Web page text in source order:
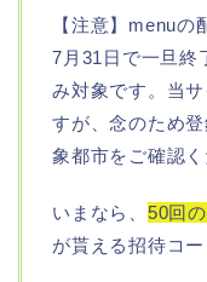
【注意】menu
7月31日で一旦終
み対象です。当
すが、念のため
象都市をご確認く
いまなら、 50回
が貰える招待コ